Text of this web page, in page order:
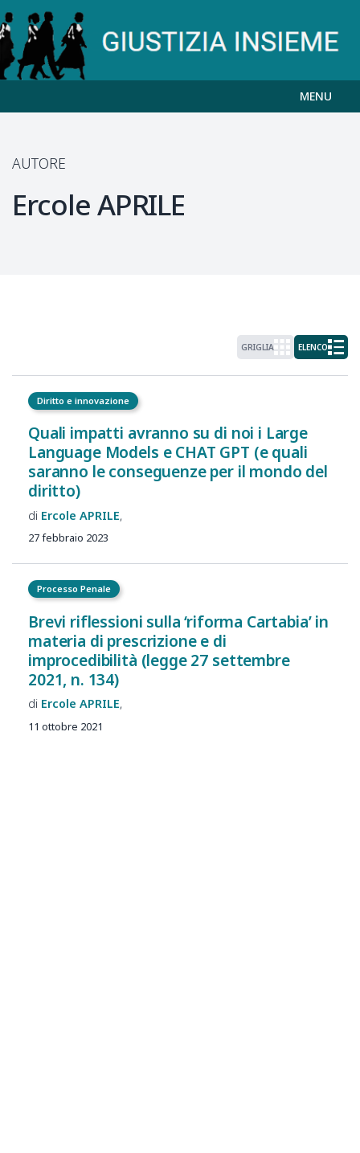
MENU
AUTORE
ErcoleAPRILE
GRIGLIA ELENCO
Diritto e innovazione
Quali impatti avranno su di noi i Large
Language Models e CHAT GPT (e quali
saranno le conseguenze per il mondo del
diritto)
Ercole APRILE
27 febbraio 2023
Processo Penale
Brevi riflessioni sulla ‘riforma Cartabia’ in
materia di prescrizione e di
improcedibilità (legge 27 settembre
2021, n. 134)
Ercole APRILE
11 ottobre 2021